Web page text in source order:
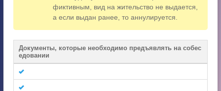
фиктивным, вид на жительство не выдается,
а если выдан ранее, то аннулируется.
Документы, которые необходимо предъявлять на собес
едовании